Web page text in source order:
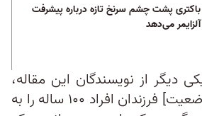
باکتری‌ پشت چشم سرنخ تازه درباره پیشرفت
آلزایمر می‌دهد
دیگر از نویسندگان این مقاله،
گفت: «اکنون که [وضعیت] فرزندان افراد ۱۰۰ ساله را به